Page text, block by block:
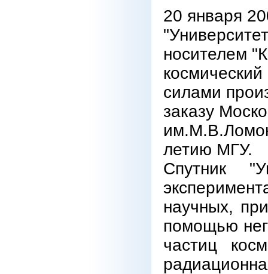
20 января
носителем
силами
заказу
летию МГУ.
Спутник
научных,
помощью
частиц